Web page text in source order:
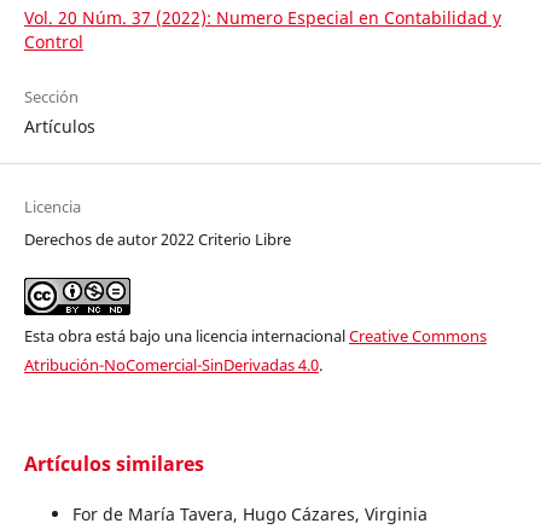
Vol. 20 Núm. 37 (2022): Numero Especial en Contabilidad y
Control
Sección
Artículos
Licencia
Derechos de autor 2022 Criterio Libre
Esta obra está bajo una licencia internacionalCreative Commons
Atribución-NoComercial-SinDerivadas 4.0.
Artículos similares
For de María Tavera, Hugo Cázares, Virginia